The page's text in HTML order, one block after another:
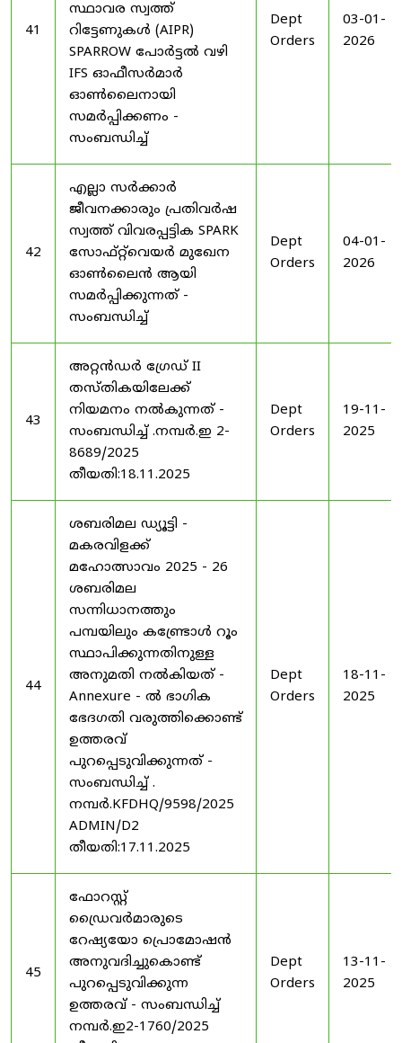
41
സ്ഥാവര സ്വത്ത്
റിട്ടേണുകൾ (AIPR)
SPARROW പോർട്ടൽ വഴി
IFS ഓഫീസർമാർ
ഓൺലൈനായി
സമർപ്പിക്കണം -
സംബന്ധിച്ച്
Dept
Orders
03-01-
2026
42
എല്ലാ സർക്കാർ
ജീവനക്കാരും പ്രതിവർഷ
സ്വത്ത് വിവരപ്പട്ടിക SPARK
സോഫ്റ്റ്‌വെയർ മുഖേന
ഓൺലൈൻ ആയി
സമർപ്പിക്കുന്നത് -
സംബന്ധിച്ച്
Dept
Orders
04-01-
2026
43
അറ്റൻഡർ ഗ്രേഡ് II
തസ്തികയിലേക്ക്
നിയമനം നൽകുന്നത് -
സംബന്ധിച്ച് .നമ്പർ.ഇ 2-
8689/2025
തീയതി:18.11.2025
Dept
Orders
19-11-
2025
44
ശബരിമല ഡ്യൂട്ടി -
മകരവിളക്ക്
മഹോത്സാവം 2025 - 26
ശബരിമല
സന്നിധാനത്തും
പമ്പയിലും കണ്ട്രോൾ റൂം
സ്ഥാപിക്കുന്നതിനുള്ള
അനുമതി നൽകിയത് -
Annexure - ൽ ഭാഗിക
ഭേദഗതി വരുത്തിക്കൊണ്ട്
ഉത്തരവ്
പുറപ്പെടുവിക്കുന്നത് -
സംബന്ധിച്ച് .
നമ്പർ.KFDHQ/9598/2025
ADMIN/D2
തീയതി:17.11.2025
Dept
Orders
18-11-
2025
45
ഫോറസ്റ്റ്
ഡ്രൈവർമാരുടെ
റേഷ്യയോ പ്രൊമോഷൻ
അനുവദിച്ചുകൊണ്ട്
പുറപ്പെടുവിക്കുന്ന
ഉത്തരവ് - സംബന്ധിച്ച്
നമ്പർ.ഇ2-1760/2025
Dept
Orders
13-11-
2025